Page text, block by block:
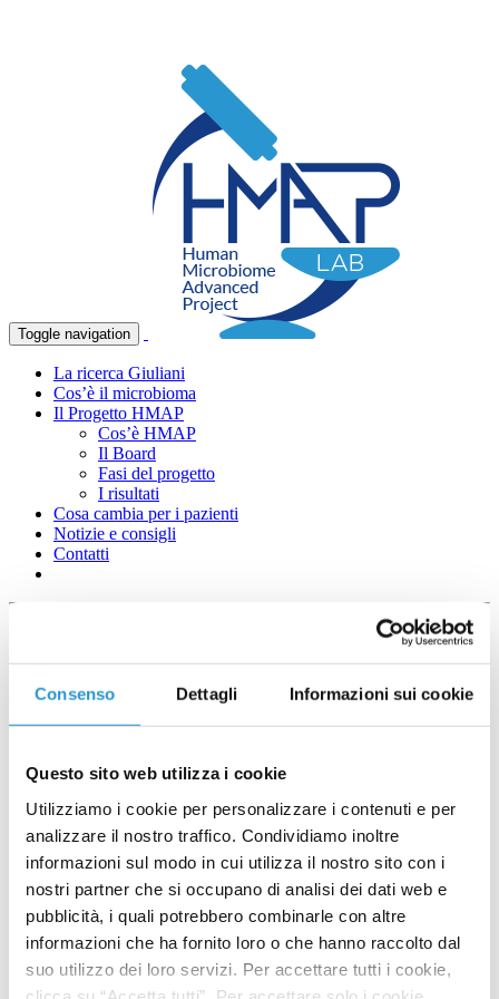
Consenso Dettagli Informazioni sui cookie
Questo sito web utilizza i cookie
Utilizziamo i cookie per personalizzare i contenuti e per
analizzare il nostro traffico. Condividiamo inoltre
informazioni sul modo in cui utilizza il nostro sito con i
nostri partner che si occupano di analisi dei dati web e
pubblicità, i quali potrebbero combinarle con altre
informazioni che ha fornito loro o che hanno raccolto dal
suo utilizzo dei loro servizi. Per accettare tutti i cookie,
Toggle navigation
La ricerca Giuliani
Cos’è il microbioma
Il Progetto HMAP
Cos’è HMAP
Il Board
Fasi del progetto
I risultati
Cosa cambia per i pazienti
Notizie e consigli
Contatti
immunitario